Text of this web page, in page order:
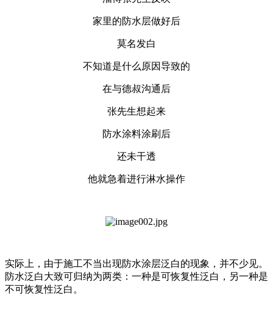
家里的防水层做好后
莫名发白
不知道是什么原因导致的
在与德叔沟通后
张先生想起来
防水涂料涂刷后
还未干透
他就急着进行淋水操作
实际上，由于施工不当出现防水涂层泛白的现象，并不少见。
防水泛白大致可归纳为两类：一种是可恢复性泛白，另一种是
不可恢复性泛白。